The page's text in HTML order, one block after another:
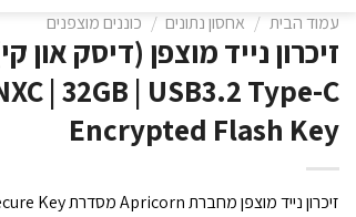
עמוד הבית / אחסון נתונים / כוננים מוצפנים
| 32GB | USB3.2 Type-C
Encrypted Flash Key